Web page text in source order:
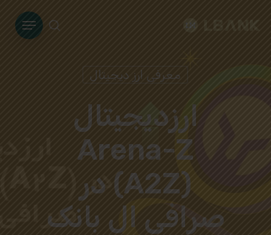
Menu
معرفی ارز دیجیتال
ارزدیجیتال
Arena-Z
(A2Z) در
صرافی ال بانک